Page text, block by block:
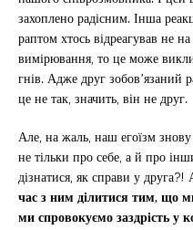
захоплено радісним. Інша
раптом хтось відреагував
вимірювання, то це може
гнів. Адже друг зобов’язаний
це не так, значить, він не друг.
Але, на жаль, наш егоїзм
не тільки про себе, а й про
дізнатися, як справи у друга?!
час з ним ділитися тим, що
ми спровокуємо заздрість у